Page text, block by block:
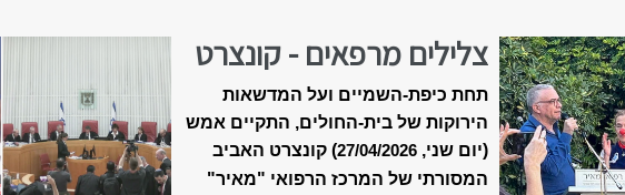
צלילים מרפאים - קונצרט
האביב ה-18 של ״מאיר״
תחת כיפת-השמיים ועל המדשאות
הירוקות של בית-החולים, התקיים אמש
(יום שני, 27/04/2026) קונצרט האביב
המסורתי של המרכז הרפואי "מאיר"